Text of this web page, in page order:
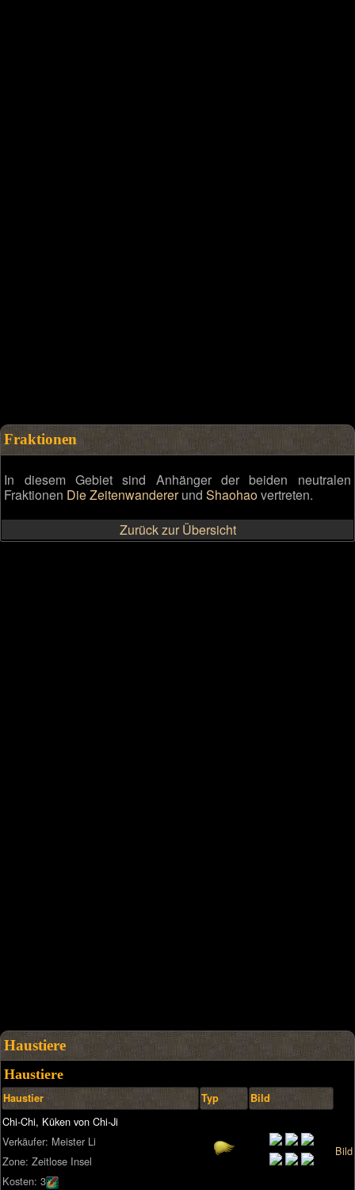
Fraktionen
In diesem Gebiet sind Anhänger der beiden neutralen
Fraktionen Die ZeitenwandererundShaohaovertreten.
Zurück zur Übersicht
Haustiere
Haustiere
Haustier Typ Bild
Chi-Chi, Küken von Chi-Ji
Verkäufer: Meister Li
Zone: Zeitlose Insel
Kosten: 3
Bild